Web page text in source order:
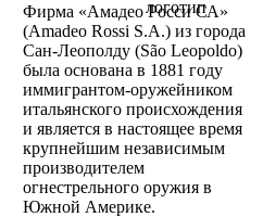
Фирма «Амадео Росси СА»
(Amadeo Rossi S.A.) из города
Сан-Леополду (São Leopoldo)
была основана в 1881 году
иммигрантом-оружейником
итальянского происхождения
и является в настоящее время
крупнейшим независимым
производителем
огнестрельного оружия в
Южной Америке.